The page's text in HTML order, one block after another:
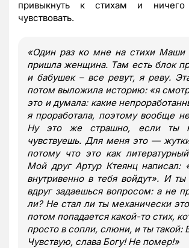
привыкнуть к стихам и
чувствовать.
«Один раз ко мне на стихи Маши
пришла женщина. Там есть блок
и бабушек – все ревут, я реву.
потом выложила историю: «я
это и думала: какие
я проработала, поэтому вообще
Ну это же страшно, если ты
чувствуешь. Для меня это —
потому что это как
Мой друг Артур Ктеянц написал:
внутривенно в тебя войдут». И
вдруг задаешься вопросом: а не
ли? Не стал ли ты механически
потом попадается какой-то стих,
просто в сопли, слюни, и ты такой:
Чувствую, слава Богу! Не помер!»